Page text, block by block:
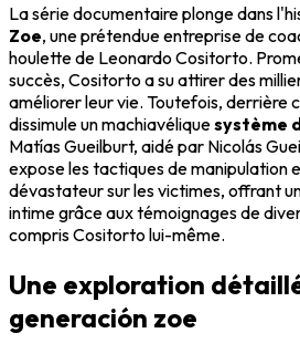
La série documentaire plonge dans
Zoe, une prétendue entreprise de
houlette de Leonardo Cositorto.
succès, Cositorto a su attirer des
améliorer leur vie. Toutefois, derrière
dissimule un machiavéliquesystème
Matías Gueilburt, aidé par Nicolás
expose les tactiques de manipulation
dévastateur sur les victimes, offrant
intime grâce aux témoignages de
compris Cositorto lui-même.
Une exploration
generación zoe